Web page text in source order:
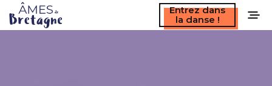
Entrez dans
la danse !